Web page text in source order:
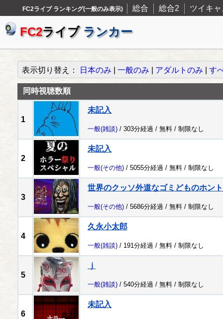
FC2ライブ ランキング(一般のみ表示) 総合 総合2 ツイキャ
FC2ライブ ランカー
表示切り替え： 日本のみ 一般のみ アダルトのみ す
同時視聴数順
1
未記入
一般(雑談) / 303分経過 / 無料 / 制限なし
2
未記入
一般(その他) / 5055分経過 / 無料 / 制限なし
3
世界のクッソ外道なゴミどものホン
一般(その他) / 5686分経過 / 無料 / 制限なし
4
久永小太郎
一般(雑談) / 191分経過 / 無料 / 制限なし
5
ｊ
一般(雑談) / 540分経過 / 無料 / 制限なし
6
未記入